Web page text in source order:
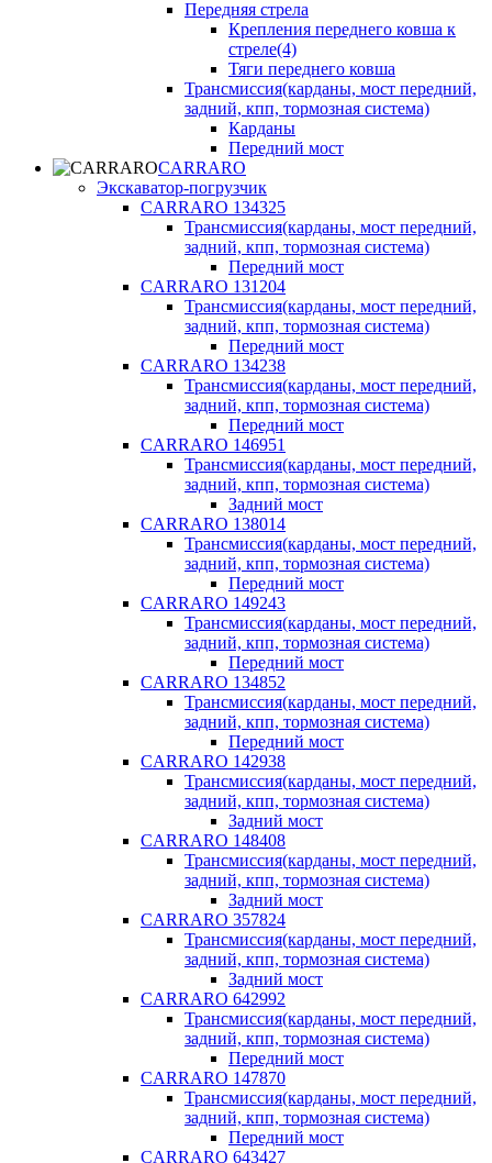
Передняя стрела
Крепления переднего ковша к
стреле(4)
Тяги переднего ковша
Трансмиссия(карданы, мост передний,
задний, кпп, тормозная система)
Карданы
Передний мост
CARRARO
Экскаватор-погрузчик
CARRARO 134325
Трансмиссия(карданы, мост передний,
задний, кпп, тормозная система)
Передний мост
CARRARO 131204
Трансмиссия(карданы, мост передний,
задний, кпп, тормозная система)
Передний мост
CARRARO 134238
Трансмиссия(карданы, мост передний,
задний, кпп, тормозная система)
Передний мост
CARRARO 146951
Трансмиссия(карданы, мост передний,
задний, кпп, тормозная система)
Задний мост
CARRARO 138014
Трансмиссия(карданы, мост передний,
задний, кпп, тормозная система)
Передний мост
CARRARO 149243
Трансмиссия(карданы, мост передний,
задний, кпп, тормозная система)
Передний мост
CARRARO 134852
Трансмиссия(карданы, мост передний,
задний, кпп, тормозная система)
Передний мост
CARRARO 142938
Трансмиссия(карданы, мост передний,
задний, кпп, тормозная система)
Задний мост
CARRARO 148408
Трансмиссия(карданы, мост передний,
задний, кпп, тормозная система)
Задний мост
CARRARO 357824
Трансмиссия(карданы, мост передний,
задний, кпп, тормозная система)
Задний мост
CARRARO 642992
Трансмиссия(карданы, мост передний,
задний, кпп, тормозная система)
Передний мост
CARRARO 147870
Трансмиссия(карданы, мост передний,
задний, кпп, тормозная система)
Передний мост
CARRARO 643427